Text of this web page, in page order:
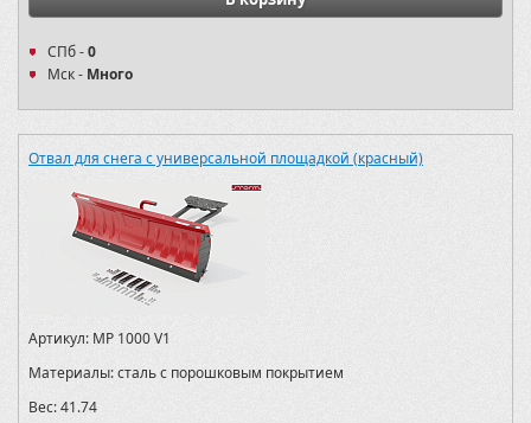
СПб -0
Мск - Много
Отвал для снега с универсальной площадкой (красный)
Артикул: MP 1000 V1
Материалы:сталь с порошковым покрытием
Вес:41.74